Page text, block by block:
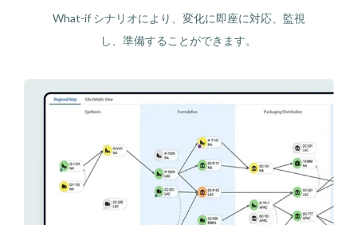
What-if シナリオにより、変化に即座に対応、監視
し、準備することができます。